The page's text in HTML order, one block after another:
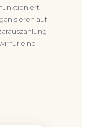
auf
für eine